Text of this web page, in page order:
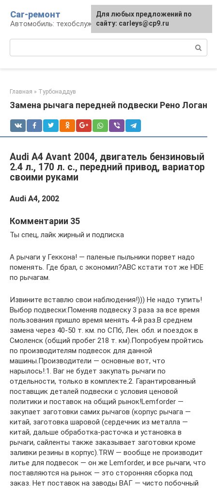
контенту
Car-ремонт
Автомобиль: техобслуживание и ремонт
Главная » Турбонаддув
Замена рычага передней подвески Рено Логан
Audi A4 Avant 2004, двигатель бензиновый
2.4 л., 170 л. с., передний привод, вариатор
своими руками
Audi A4, 2002
Комментарии 35
Ты спец, лайк жирный и подписка
А рычаги у Геккона! — паленые пыльники порвет надо
поменять. Где брал, с экономил?АВС кстати тот же HDE
по рычагам.
Извините вставлю свои наблюдения!))) Не надо тупить!
Выбор подвески:Поменяв подвеску 3 раза за все время
пользования пришло время менять 4-й раз.В среднем
замена через 40-50 т. км. по СПб, Лен. обл. и поездок в
Смоленск (общий пробег 218 т. км).Попробуем пройтись
по производителям подвесок для данной
машины.Производители — основные вот, что
нарылось!:1. Ваг не будет закупать рычаги по
отдельности, только в комплекте.2. Гарантированный
поставщик деталей подвески с условия ценовой
политики и поставок на общий рынок!Lemforder —
закупает заготовки самих рычагов (корпус рычага —
китай, заготовка шаровой (сердечник из металла —
китай, дальше обработка-расточка и установка в
рычаги, сайленты также заказывает заготовки кроме
заливки резины в корпус).TRW — вообще не производит
литье для подвесок — он же Lemforder, и все рычаги, что
поставляются на рынок — это сторонняя сборка под
заказ. Нет поставок на заводы ВАГ — чисто побочный
Для любых предложений по
сайту: carleys@cp9.ru